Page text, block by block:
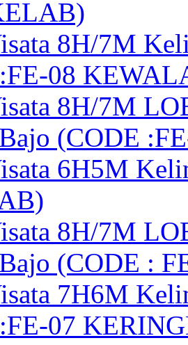
8H/7M
08
8H/7M
(CODE
6H5M
8H/7M
(CODE :
7H6M
07